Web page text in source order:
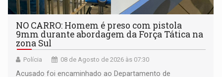
NO CARRO: Homem é preso com pistola
9mm durante abordagem da Força Tática na
zona Sul
Polícia 08 de Agosto de 2026 às 07:30
Acusado foi encaminhado ao Departamento de